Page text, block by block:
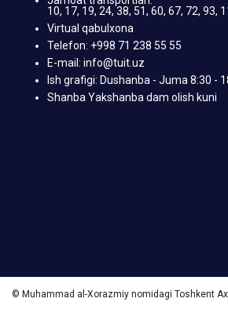
10, 17, 19, 24, 38, 51, 60, 67, 72, 93,
Virtual qabulxona
Telefon: +998 71 238 55 55
E-mail: info@tuit.uz
Ish grafigi: Dushanba - Juma 8:30 -
Shanba Yakshanba dam olish kuni
© Muhammad al-Xorazmiy nomidagi Toshkent